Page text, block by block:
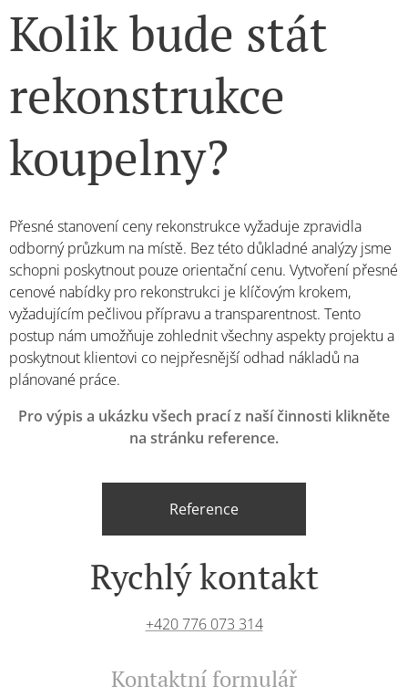
Kolik bude stát
rekonstrukce
koupelny?
Přesné stanovení ceny rekonstrukce vyžaduje zpravidla
odborný průzkum na místě. Bez této důkladné analýzy jsme
schopni poskytnout pouze orientační cenu. Vytvoření přesné
cenové nabídky pro rekonstrukci je klíčovým krokem,
vyžadujícím pečlivou přípravu a transparentnost. Tento
postup nám umožňuje zohlednit všechny aspekty projektu a
poskytnout klientovi co nejpřesnější odhad nákladů na
plánované práce.
Pro výpis a ukázku všech prací z naší činnosti klikněte
na stránku reference.
Reference
Rychlý kontakt
+420 776 073 314
Kontaktní formulář